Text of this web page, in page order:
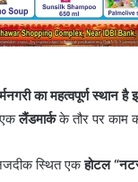
का महत्वपूर्ण स्थान है
एकलैंडमार्कके तौर पर काम
स्थित एकहोटल